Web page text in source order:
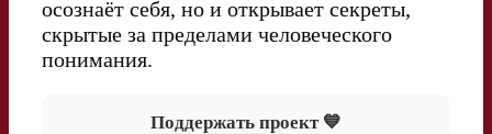
осознаёт себя, но и открывает секреты,
скрытые за пределами человеческого
понимания.
Поддержать проект 💙